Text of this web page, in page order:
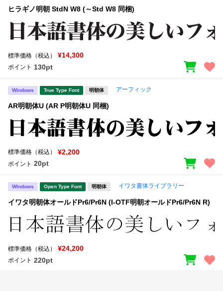
ヒラギノ明朝 StdN W8 (～Std W8 同梱)
標準価格（税込） ¥14,300
ポイント 130pt
Windows True Type Font 明朝体 アーフィック
AR明朝体U (AR P明朝体U 同梱)
標準価格（税込） ¥2,200
ポイント 20pt
Windows Open Type Font 明朝体 イワタ書体ライブラリー
イワタ明朝体オールドPr6/Pr6N (I-OTF明朝オールドPr6/Pr6N R)
標準価格（税込） ¥24,200
ポイント 220pt